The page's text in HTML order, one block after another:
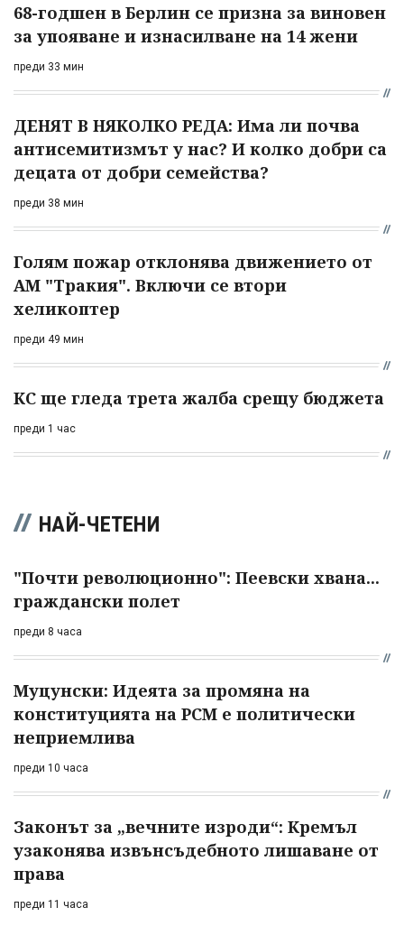
68-годшен в Берлин се призна за виновен
за упояване и изнасилване на 14 жени
преди 33 мин
ДЕНЯТ В НЯКОЛКО РЕДА: Има ли почва
антисемитизмът у нас? И колко добри са
децата от добри семейства?
преди 38 мин
Голям пожар отклонява движението от
АМ "Тракия". Включи се втори
хеликоптер
преди 49 мин
КС ще гледа трета жалба срещу бюджета
преди 1 час
НАЙ-ЧЕТЕНИ
"Почти революционно": Пеевски хвана...
граждански полет
преди 8 часа
Муцунски: Идеята за промяна на
конституцията на РСМ е политически
неприемлива
преди 10 часа
Законът за „вечните изроди“: Кремъл
узаконява извънсъдебното лишаване от
права
преди 11 часа